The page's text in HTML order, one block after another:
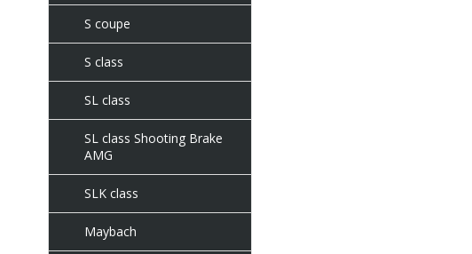
S coupe
S class
SL class
SL class Shooting Brake
AMG
SLK class
Maybach